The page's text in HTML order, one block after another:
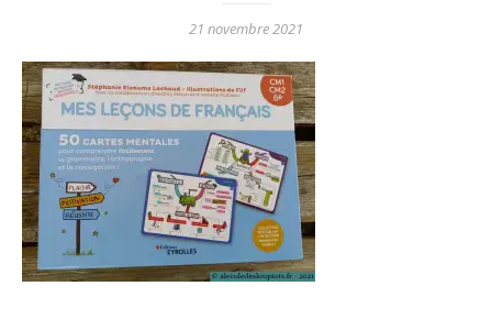
21 novembre 2021